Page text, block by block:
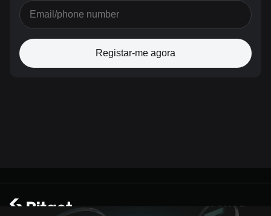
Registar-me agora
© 2026 Bitget